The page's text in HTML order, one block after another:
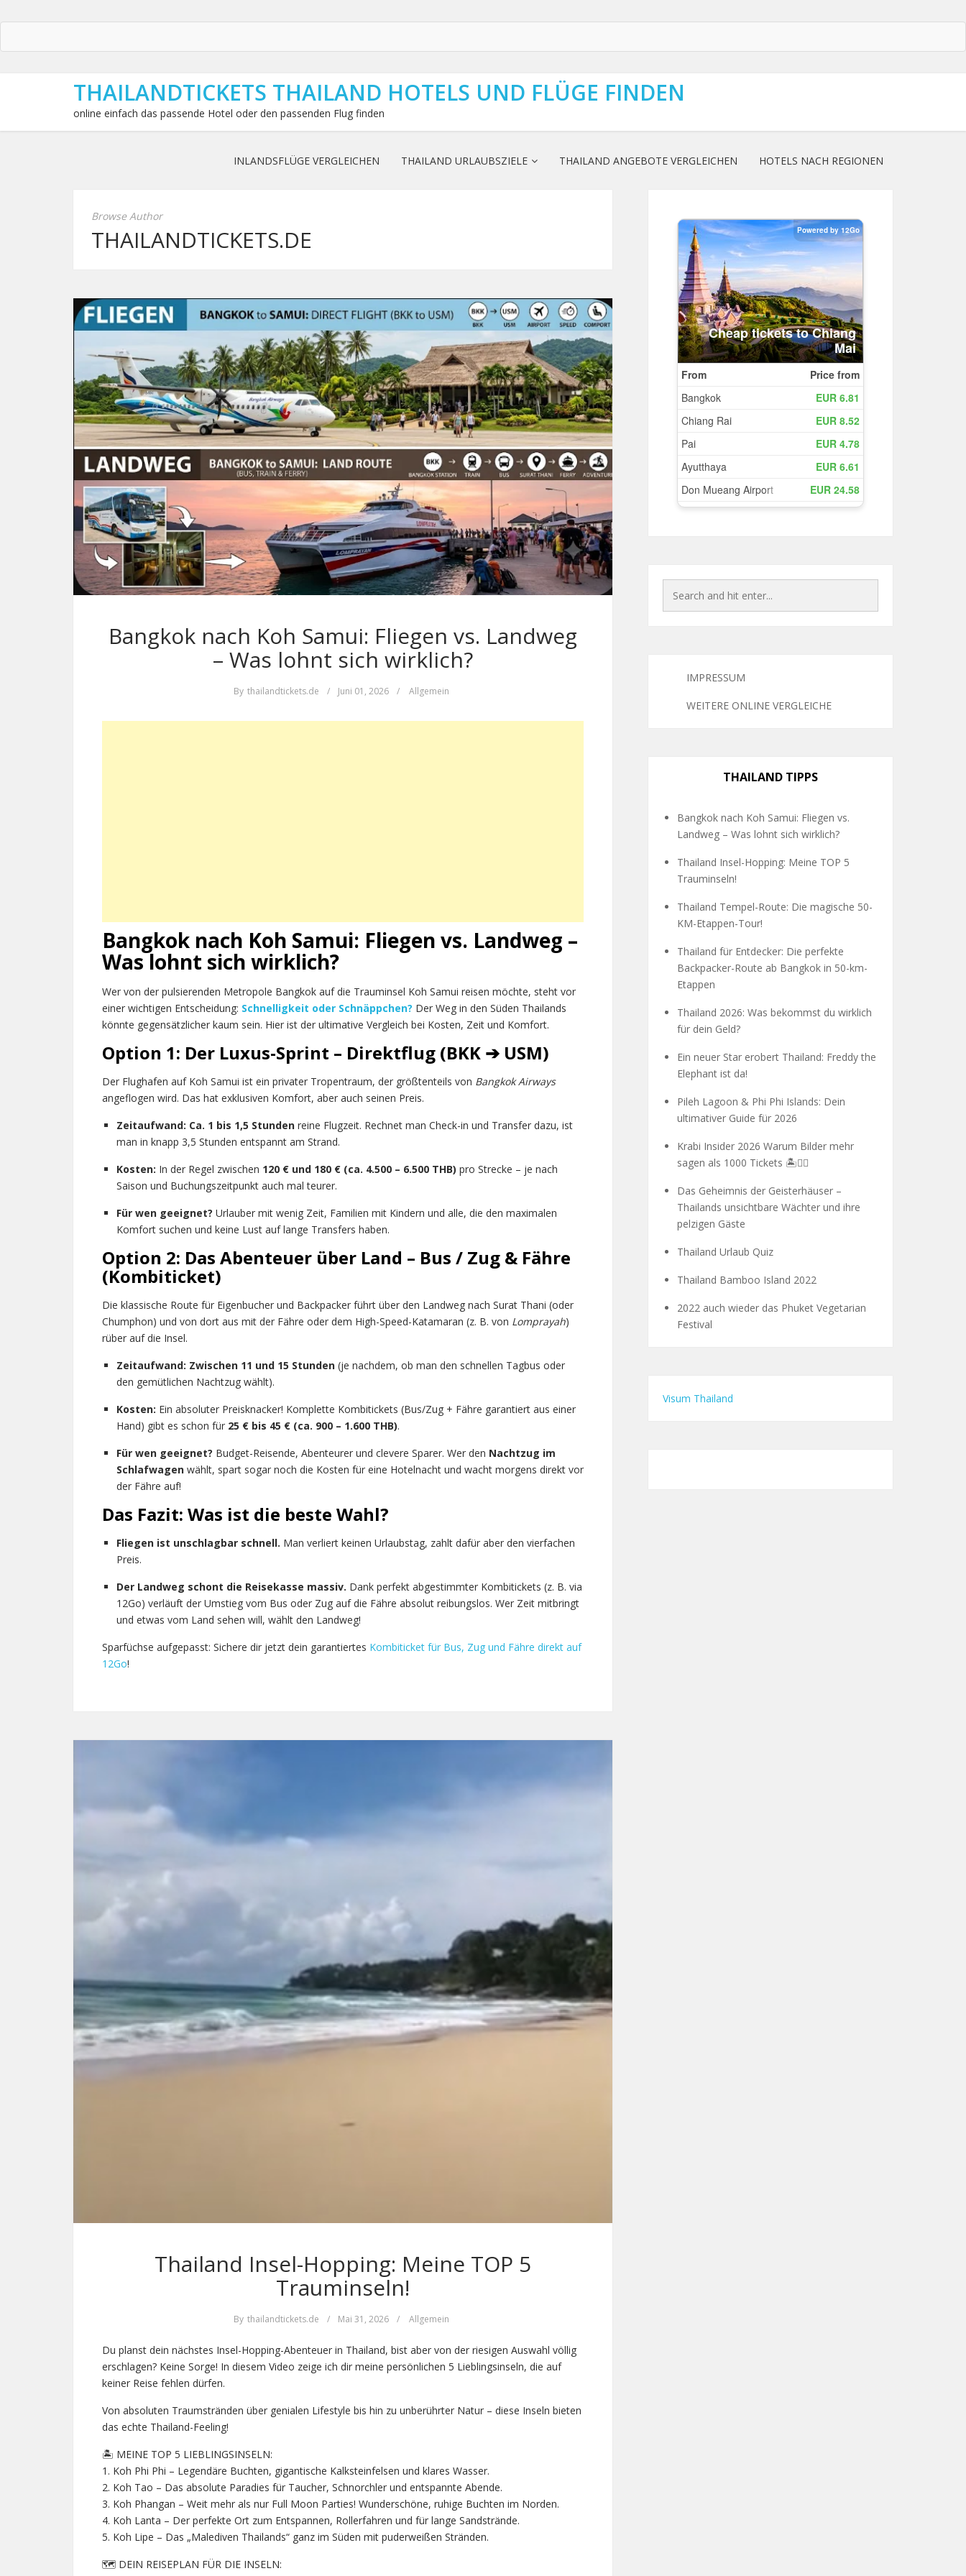
THAILANDTICKETS THAILAND HOTELS UND FLÜGE FINDEN
online einfach das passende Hotel oder den passenden Flug finden
INLANDSFLÜGE VERGLEICHEN THAILAND URLAUBSZIELE THAILAND ANGEBOTE VERGLEICHEN HOTELS NACH REGIONEN
Browse Author
THAILANDTICKETS.DE
Bangkok nach Koh Samui: Fliegen vs. Landweg
– Was lohnt sich wirklich?
By thailandtickets.de / Juni 01, 2026 / Allgemein
Bangkok nach Koh Samui: Fliegen vs. Landweg –
Was lohnt sich wirklich?
Wer von der pulsierenden Metropole Bangkok auf die Trauminsel Koh Samui reisen möchte, steht vor
einer wichtigen Entscheidung: Schnelligkeit oder Schnäppchen? Der Weg in den Süden Thailands
könnte gegensätzlicher kaum sein. Hier ist der ultimative Vergleich bei Kosten, Zeit und Komfort.
Option 1: Der Luxus-Sprint – Direktflug (BKK ➔ USM)
Der Flughafen auf Koh Samui ist ein privater Tropentraum, der größtenteils von Bangkok Airways
angeflogen wird. Das hat exklusiven Komfort, aber auch seinen Preis.
Zeitaufwand: Ca. 1 bis 1,5 Stunden reine Flugzeit. Rechnet man Check-in und Transfer dazu, ist
man in knapp 3,5 Stunden entspannt am Strand.
Kosten: In der Regel zwischen 120 € und 180 € (ca. 4.500 – 6.500 THB) pro Strecke – je nach
Saison und Buchungszeitpunkt auch mal teurer.
Für wen geeignet? Urlauber mit wenig Zeit, Familien mit Kindern und alle, die den maximalen
Komfort suchen und keine Lust auf lange Transfers haben.
Option 2: Das Abenteuer über Land – Bus / Zug & Fähre
(Kombiticket)
Die klassische Route für Eigenbucher und Backpacker führt über den Landweg nach Surat Thani (oder
Chumphon) und von dort aus mit der Fähre oder dem High-Speed-Katamaran (z. B. von Lomprayah)
rüber auf die Insel.
Zeitaufwand: Zwischen 11 und 15 Stunden (je nachdem, ob man den schnellen Tagbus oder
den gemütlichen Nachtzug wählt).
Kosten: Ein absoluter Preisknacker! Komplette Kombitickets (Bus/Zug + Fähre garantiert aus einer
Hand) gibt es schon für 25 € bis 45 € (ca. 900 – 1.600 THB).
Für wen geeignet? Budget-Reisende, Abenteurer und clevere Sparer. Wer den Nachtzug im
Schlafwagen wählt, spart sogar noch die Kosten für eine Hotelnacht und wacht morgens direkt vor
der Fähre auf!
Das Fazit: Was ist die beste Wahl?
Fliegen ist unschlagbar schnell. Man verliert keinen Urlaubstag, zahlt dafür aber den vierfachen
Preis.
Der Landweg schont die Reisekasse massiv. Dank perfekt abgestimmter Kombitickets (z. B. via
12Go) verläuft der Umstieg vom Bus oder Zug auf die Fähre absolut reibungslos. Wer Zeit mitbringt
und etwas vom Land sehen will, wählt den Landweg!
Sparfüchse aufgepasst: Sichere dir jetzt dein garantiertes Kombiticket für Bus, Zug und Fähre direkt auf
12Go!
Thailand Insel-Hopping: Meine TOP 5
Trauminseln!
By thailandtickets.de / Mai 31, 2026 / Allgemein
Du planst dein nächstes Insel-Hopping-Abenteuer in Thailand, bist aber von der riesigen Auswahl völlig
erschlagen? Keine Sorge! In diesem Video zeige ich dir meine persönlichen 5 Lieblingsinseln, die auf
keiner Reise fehlen dürfen.
Von absoluten Traumstränden über genialen Lifestyle bis hin zu unberührter Natur – diese Inseln bieten
das echte Thailand-Feeling!
🏝️ MEINE TOP 5 LIEBLINGSINSELN:
1. Koh Phi Phi – Legendäre Buchten, gigantische Kalksteinfelsen und klares Wasser.
2. Koh Tao – Das absolute Paradies für Taucher, Schnorchler und entspannte Abende.
3. Koh Phangan – Weit mehr als nur Full Moon Parties! Wunderschöne, ruhige Buchten im Norden.
4. Koh Lanta – Der perfekte Ort zum Entspannen, Rollerfahren und für lange Sandstrände.
5. Koh Lipe – Das „Malediven Thailands“ ganz im Süden mit puderweißen Stränden.
🗺️ DEIN REISEPLAN FÜR DIE INSELN:
IMPRESSUM
WEITERE ONLINE VERGLEICHE
THAILAND TIPPS
Bangkok nach Koh Samui: Fliegen vs.
Landweg – Was lohnt sich wirklich?
Thailand Insel-Hopping: Meine TOP 5
Trauminseln!
Thailand Tempel-Route: Die magische 50-
KM-Etappen-Tour!
Thailand für Entdecker: Die perfekte
Backpacker-Route ab Bangkok in 50-km-
Etappen
Thailand 2026: Was bekommst du wirklich
für dein Geld?
Ein neuer Star erobert Thailand: Freddy the
Elephant ist da!
Pileh Lagoon & Phi Phi Islands: Dein
ultimativer Guide für 2026
Krabi Insider 2026 Warum Bilder mehr
sagen als 1000 Tickets 🏝️🧗‍♂️
Das Geheimnis der Geisterhäuser –
Thailands unsichtbare Wächter und ihre
pelzigen Gäste
Thailand Urlaub Quiz
Thailand Bamboo Island 2022
2022 auch wieder das Phuket Vegetarian
Festival
Visum Thailand